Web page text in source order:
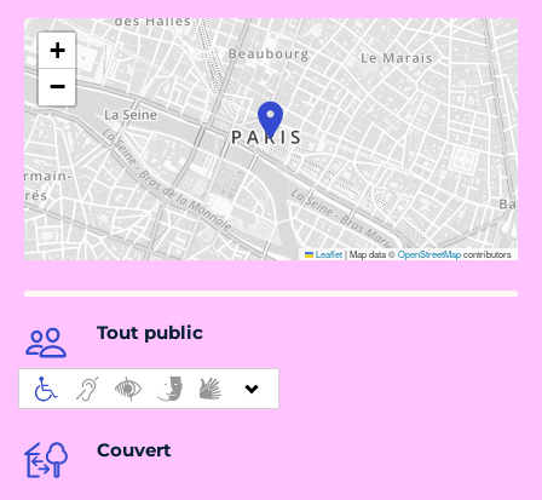
+
−
Leaflet|Map data ©OpenStreetMapcontributors
Tout public
Couvert